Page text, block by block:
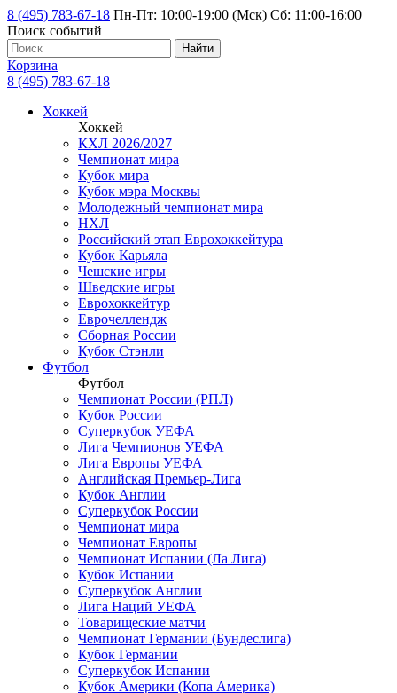
8 (495) 783-67-18 Пн-Пт: 10:00-19:00 (Мск) Сб: 11:00-16:00
Поиск событий
Найти
Корзина
8 (495) 783-67-18
Хоккей
Хоккей
КХЛ 2026/2027
Чемпионат мира
Кубок мира
Кубок мэра Москвы
Молодежный чемпионат мира
НХЛ
Российский этап Еврохоккейтура
Кубок Карьяла
Чешские игры
Шведские игры
Еврохоккейтур
Еврочеллендж
Сборная России
Кубок Стэнли
Футбол
Футбол
Чемпионат России (РПЛ)
Кубок России
Суперкубок УЕФА
Лига Чемпионов УЕФА
Лига Европы УЕФА
Английская Премьер-Лига
Кубок Англии
Суперкубок России
Чемпионат мира
Чемпионат Европы
Чемпионат Испании (Ла Лига)
Кубок Испании
Суперкубок Англии
Лига Наций УЕФА
Товарищеские матчи
Чемпионат Германии (Бундеслига)
Кубок Германии
Суперкубок Испании
Кубок Америки (Копа Америка)